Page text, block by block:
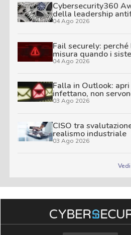
Cybersecurity360
della leadership
04 Ago 2026
Fail securely:
misura quando i
04 Ago 2026
Falla in Outlook: apri
infettano, non
03 Ago 2026
CISO tra
realismo industriale
03 Ago 2026